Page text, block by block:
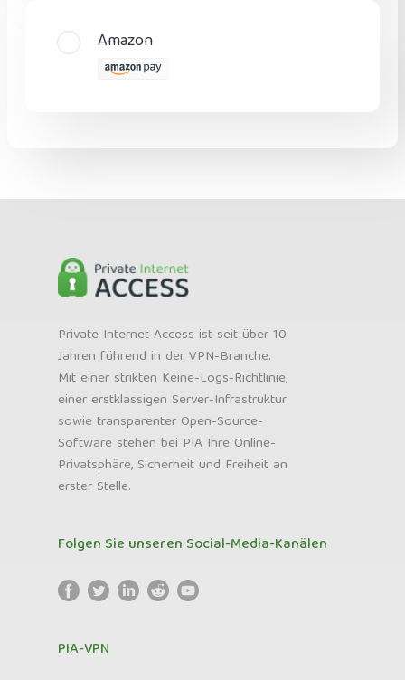
Amazon
Private Internet Access ist seit über 10
Jahren führend in der VPN-Branche.
Mit einer strikten Keine-Logs-Richtlinie,
einer erstklassigen Server-Infrastruktur
sowie transparenter Open-Source-
Software stehen bei PIA Ihre Online-
Privatsphäre, Sicherheit und Freiheit an
erster Stelle.
Folgen Sie unseren Social-Media-Kanälen
PIA-VPN